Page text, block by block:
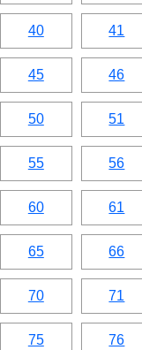
40 41
45 46
50 51
55 56
60 61
65 66
70 71
75 76